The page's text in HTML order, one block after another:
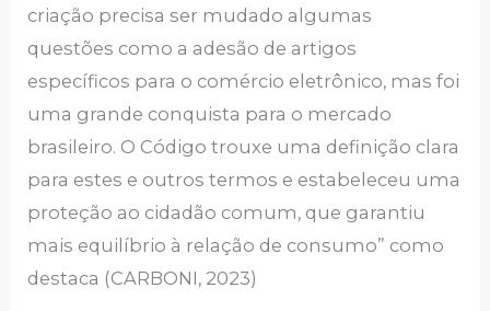
criação precisa ser mudado algumas
questões como a adesão de artigos
específicos para o comércio eletrônico, mas foi
uma grande conquista para o mercado
brasileiro. O Código trouxe uma definição clara
para estes e outros termos e estabeleceu uma
proteção ao cidadão comum, que garantiu
mais equilíbrio à relação de consumo” como
destaca (CARBONI, 2023)